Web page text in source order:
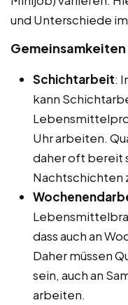
und Unterschiede
Gemeinsamkeiten
Schichtarbeit:
kann
Uhr arbeiten.
daher oft bereit
Nachtschichten
dass auch an
Daher müssen
sein, auch an
arbeiten.